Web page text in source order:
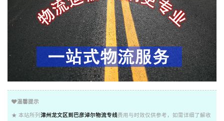
温馨提示
★ 本站所列 漳州龙文区到巴彦淖尔物流专线费用与时效仅供参考，如需详细了解收